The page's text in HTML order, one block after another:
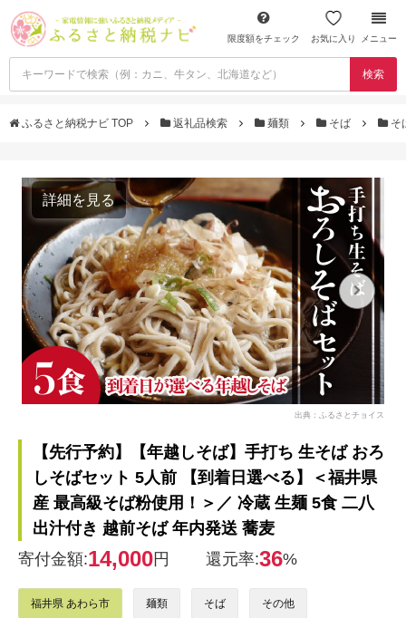
限度額をチェック お気に入り メニュー
検索
ふるさと納税ナビ TOP 返礼品検索 麺類 そば そ
詳細を見る
出典：ふるさとチョイス
【先行予約】【年越しそば】手打ち 生そば おろ
しそばセット 5人前 【到着日選べる】＜福井県
産 最高級そば粉使用！＞／ 冷蔵 生麺 5食 二八
出汁付き 越前そば 年内発送 蕎麦
寄付金額:14,000円 還元率:36%
福井県 あわら市 麺類 そば その他